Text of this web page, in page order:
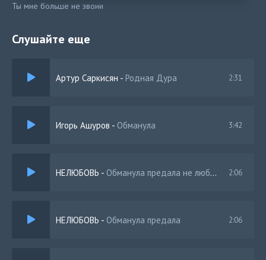
Ты мне больше не звони
Слушайте еще
Артур Саркисян - Родная Дура 2:31
Игорь Ашуров - Обманула 3:42
НЕЛЮБОВЬ - Обманула предала не любила и врала 2:06
НЕЛЮБОВЬ - Обманула предала 2:06